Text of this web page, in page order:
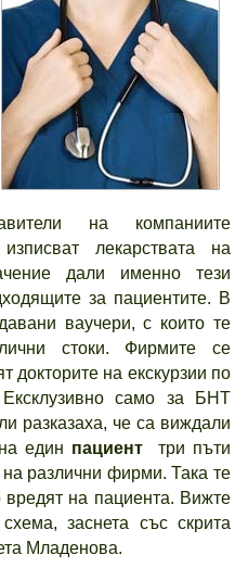
на компаниите
лекарствата на
дали именно тези
за пациентите. В
ваучери, с които те
стоки. Фирмите се
докторите на екскурзии по
само за БНТ
разказаха, че са виждали
един пациент
три пъти
различни фирми. Така те
вредят на пациента. Вижте
заснета със скрита
Младенова.